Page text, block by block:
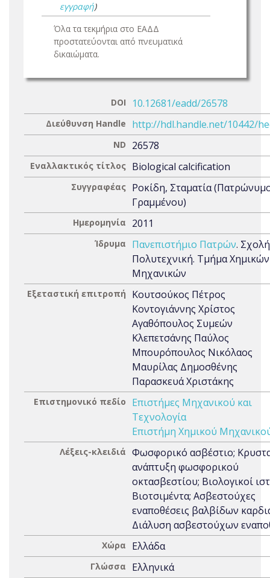
εγγραφή)
Όλα τα τεκμήρια στο ΕΑΔΔ
προστατεύονται από πνευματικά
δικαιώματα.
DOI 10.12681/eadd/26578
Διεύθυνση Handle http://hdl.handle.net/10442/
ND 26578
Εναλλακτικός τίτλος Biological calcification
Συγγραφέας Ροκίδη, Σταματία
Γραμμένου)
Ημερομηνία 2011
Ίδρυμα Πανεπιστήμιο Πατρών. Σχολή
Πολυτεχνική. Τμήμα Χημικών
Μηχανικών
Εξεταστική επιτροπή
Κουτσούκος Πέτρος
Κοντογιάννης Χρίστος
Αγαθόπουλος Συμεών
Κλεπετσάνης Παύλος
Μπουρόπουλος Νικόλαος
Μαυρίλας Δημοσθένης
Παρασκευά Χριστάκης
Επιστημονικό πεδίο
Επιστήμες Μηχανικού και
Τεχνολογία
Επιστήμη Χημικού
Λέξεις-κλειδιά Φωσφορικό ασβέστιο;
ανάπτυξη φωσφορικού
οκτασβεστίου; Βιολογικοί
Βιοτσιμέντα; Ασβεστούχες
εναποθέσεις βαλβίδων
Διάλυση ασβεστούχων
Χώρα Ελλάδα
Γλώσσα Ελληνικά